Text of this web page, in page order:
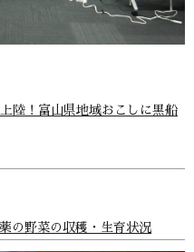
陸！富山県地域おこしに黒船
の野菜の収穫・生育状況